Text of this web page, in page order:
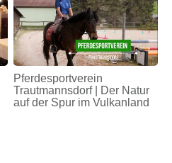
Pferdesportverein
Trautmannsdorf | Der Natur
auf der Spur im Vulkanland